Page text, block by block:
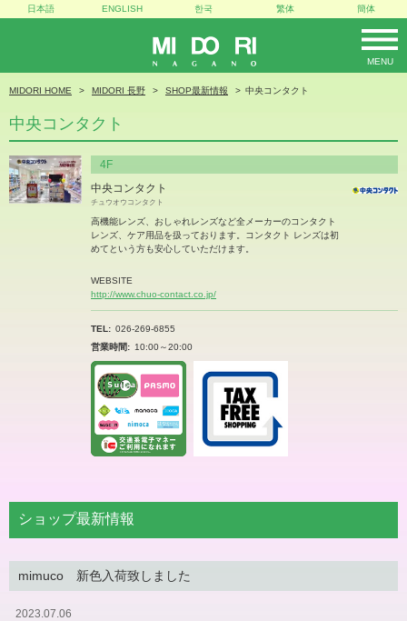
MIDORI
MENU
日本語 ENGLISH 한국 繁体 簡体
MIDORI HOME MIDORI 長野 SHOP最新情報 中央コンタクト
中央コンタクト
4F
中央コンタクト
チュウオウコンタクト
高機能レンズ、おしゃれレンズなど全メーカーのコンタクト
レンズ、ケア用品を扱っております。コンタクト レンズは初
めてという方も安心していただけます。
WEBSITE
http://www.chuo-contact.co.jp/
TEL
026-269-6855
営業時間
10:00～20:00
ショップ最新情報
mimuco 新色入荷致しました
2023.07.06